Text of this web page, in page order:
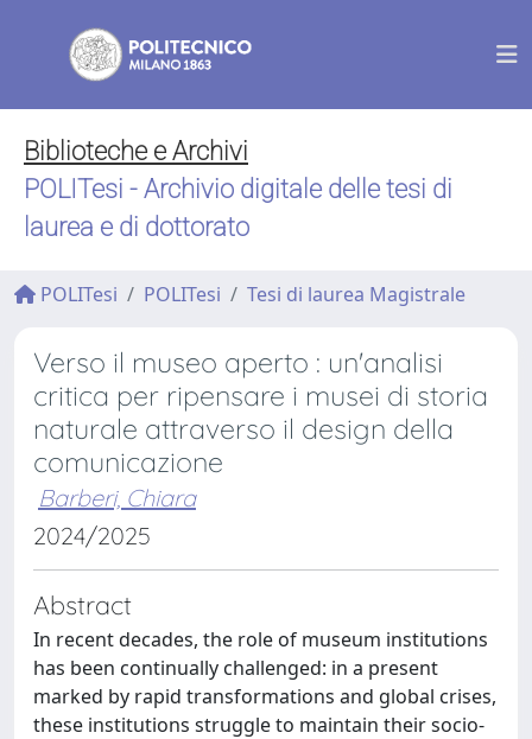
Biblioteche e Archivi
POLITesi - Archivio digitale delle tesi di
laurea e di dottorato
POLITesi POLITesi Tesi di laurea Magistrale
Verso il museo aperto : un'analisi
critica per ripensare i musei di storia
naturale attraverso il design della
comunicazione
Barberi, Chiara
2024/2025
Abstract
In recent decades, the role of museum institutions
has been continually challenged: in a present
marked by rapid transformations and global crises,
these institutions struggle to maintain their socio-